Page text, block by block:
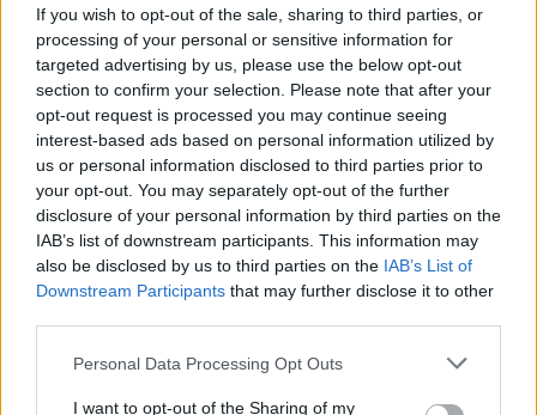
If you wish to opt-out of the sale, sharing to third parties, or
processing of your personal or sensitive information for
targeted advertising by us, please use the below opt-out
section to confirm your selection. Please note that after your
opt-out request is processed you may continue seeing
interest-based ads based on personal information utilized by
us or personal information disclosed to third parties prior to
your opt-out. You may separately opt-out of the further
disclosure of your personal information by third parties on the
IAB’s list of downstream participants. This information may
also be disclosed by us to third parties on the IAB’s List of
Downstream Participants that may further disclose it to other
Please note that this website/app uses one or more Google
not limited to your visit or usage behaviour. You may click to
Personal Data Processing Opt Outs
I want to opt-out of the Sharing of my
με το κόστος του να υπολογίζεται σε 3,5 εκατ.
ευρώ.
Σύμφωνα με τον Διευθύνοντα Σύμβουλο του
ομίλου, Γιάννη Βασιλάκο, πρόκειται για ένα
προαιρετικό πρόγραμμα με ευνοϊκούς όρους, ενώ
ξεκαθάρισε πως δεν υπάρχει διάθεση να γίνει
ούτε μια απόλυση. Όπως τόνισε, οι επιλέξιμοι
μπορεί να είναι 250 με 300 άτομα, αλλά ο ίδιος
δεν θεωρεί ότι περισσότεροι από 100
εργαζόμενοι θα κάνουν χρήση του
προγράμματος.